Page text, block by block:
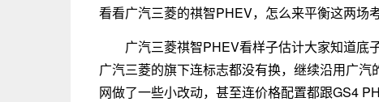
看看广汽三菱的祺智PHEV，怎么来平衡这两场考
广汽三菱祺智PHEV看样子估计大家知道底
广汽三菱的旗下连标志都没有换，继续沿用广
网做了一些小改动，甚至连价格配置都跟GS4